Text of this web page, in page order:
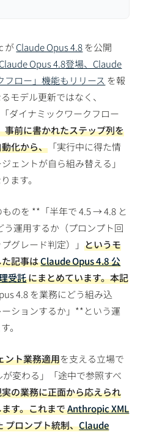
がClaude Opus 4.8を公開
Claude Opus 4.8登場、Claude
ロー」機能もリリース を報
モデル更新ではなく、
ダイナミックワークフロー
事前に書かれたステップ列を
化から、 「実行中に得た情
ェントが自ら組み替える」
ます。
のを **「半年で 4.5 → 4.8 と
う運用するか（プロンプト回
グレード判定）」というモ
た記事はClaude Opus 4.8 公
受託にまとめています。本記
4.8 を業務にどう組み込
ションするか」**という運
。
ント業務適用を支える立場で
変わる」「途中で参照すべ
の業務に正面から応えられ
す。これまでAnthropic XML
プロンプト統制、Claude